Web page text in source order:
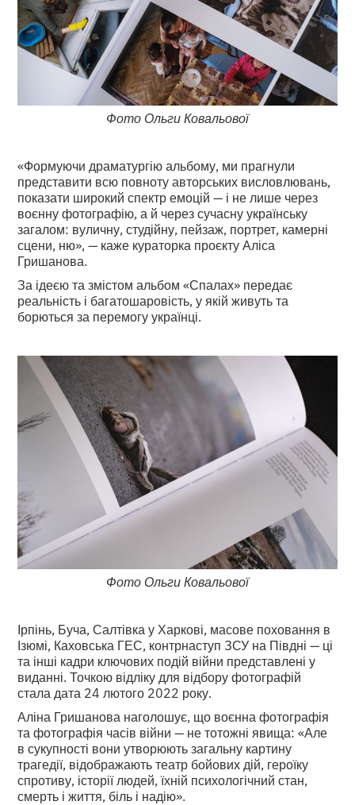
Фото Ольги Ковальової
«Формуючи драматургію альбому, ми прагнули
представити всю повноту авторських висловлювань,
показати широкий спектр емоцій — і не лише через
воєнну фотографію, а й через сучасну українську
загалом: вуличну, студійну, пейзаж, портрет, камерні
сцени, ню», — каже кураторка проєкту Аліса
Гришанова.
За ідеєю та змістом альбом «Спалах» передає
реальність і багатошаровість, у якій живуть та
борються за перемогу українці.
Фото Ольги Ковальової
Ірпінь, Буча, Салтівка у Харкові, масове поховання в
Ізюмі, Каховська ГЕС, контрнаступ ЗСУ на Півдні — ці
та інші кадри ключових подій війни представлені у
виданні. Точкою відліку для відбору фотографій
стала дата 24 лютого 2022 року.
Аліна Гришанова наголошує, що воєнна фотографія
та фотографія часів війни — не тотожні явища: «Але
в сукупності вони утворюють загальну картину
трагедії, відображають театр бойових дій, героїку
спротиву, історії людей, їхній психологічний стан,
смерть і життя, біль і надію».